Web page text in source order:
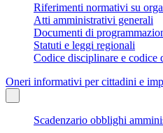
Riferimenti normativi su
Atti amministrativi generali
Documenti di
Statuti e leggi regionali
Codice disciplinare e codice
Oneri informativi per cittadini e
Scadenzario obblighi